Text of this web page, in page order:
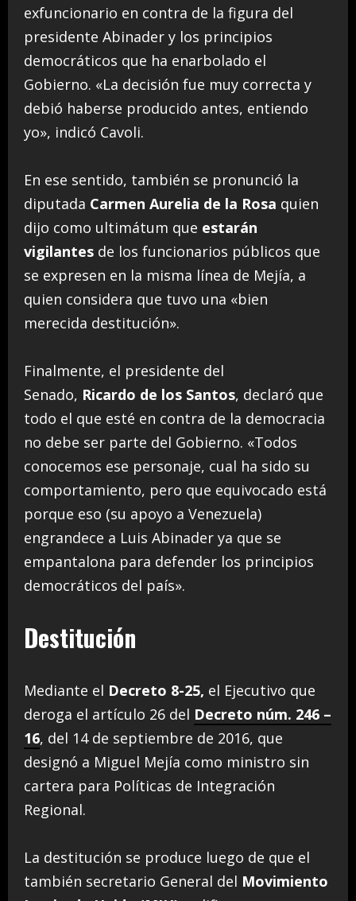
exfuncionario en contra de la figura del
presidente Abinader y los principios
democráticos que ha enarbolado el
Gobierno. «La decisión fue muy correcta y
debió haberse producido antes, entiendo
yo», indicó Cavoli.
En ese sentido, también se pronunció la
diputada Carmen Aurelia de la Rosa quien
dijo como ultimátum que estarán
vigilantes de los funcionarios públicos que
se expresen en la misma línea de Mejía, a
quien considera que tuvo una «bien
merecida destitución».
Finalmente, el presidente del
Senado, Ricardo de los Santos, declaró que
todo el que esté en contra de la democracia
no debe ser parte del Gobierno. «Todos
conocemos ese personaje, cual ha sido su
comportamiento, pero que equivocado está
porque eso (su apoyo a Venezuela)
engrandece a Luis Abinader ya que se
empantalona para defender los principios
democráticos del país».
Destitución
Mediante el Decreto 8-25, el Ejecutivo que
deroga el artículo 26 del Decreto núm. 246 –
16, del 14 de septiembre de 2016, que
designó a Miguel Mejía como ministro sin
cartera para Políticas de Integración
Regional.
La destitución se produce luego de que el
también secretario General del Movimiento